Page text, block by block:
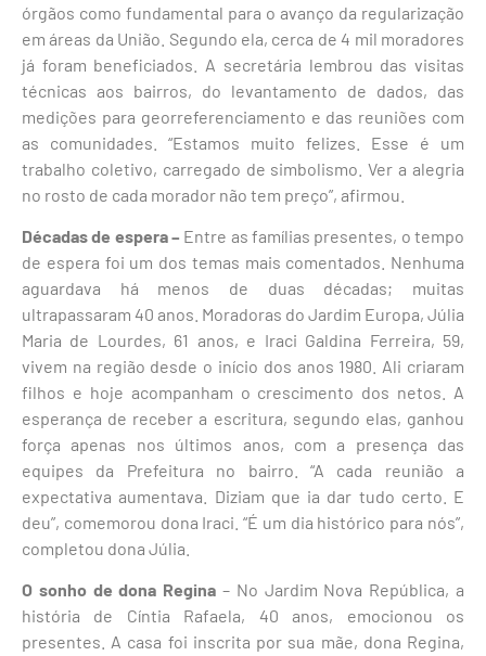
órgãos como fundamental para o avanço da regularização
em áreas da União. Segundo ela, cerca de 4 mil moradores
já foram beneficiados. A secretária lembrou das visitas
técnicas aos bairros, do levantamento de dados, das
medições para georreferenciamento e das reuniões com
as comunidades. “Estamos muito felizes. Esse é um
trabalho coletivo, carregado de simbolismo. Ver a alegria
no rosto de cada morador não tem preço”, afirmou.
Décadas de espera – Entre as famílias presentes, o tempo
de espera foi um dos temas mais comentados. Nenhuma
aguardava há menos de duas décadas; muitas
ultrapassaram 40 anos. Moradoras do Jardim Europa, Júlia
Maria de Lourdes, 61 anos, e Iraci Galdina Ferreira, 59,
vivem na região desde o início dos anos 1980. Ali criaram
filhos e hoje acompanham o crescimento dos netos. A
esperança de receber a escritura, segundo elas, ganhou
força apenas nos últimos anos, com a presença das
equipes da Prefeitura no bairro. “A cada reunião a
expectativa aumentava. Diziam que ia dar tudo certo. E
deu”, comemorou dona Iraci. “É um dia histórico para nós”,
completou dona Júlia.
O sonho de dona Regina – No Jardim Nova República, a
história de Cíntia Rafaela, 40 anos, emocionou os
presentes. A casa foi inscrita por sua mãe, dona Regina,